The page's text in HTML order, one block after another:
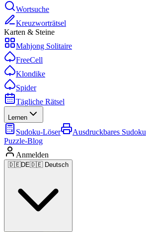
Wortsuche
Kreuzworträtsel
Karten & Steine
Mahjong Solitaire
FreeCell
Klondike
Spider
Tägliche Rätsel
Lernen
Sudoku-Löser Ausdruckbares Sudoku
Puzzle-Blog
Anmelden
🇩🇪DE🇩🇪 Deutsch